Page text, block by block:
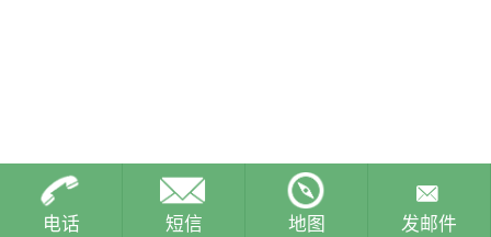
电话 短信 地图 发邮件